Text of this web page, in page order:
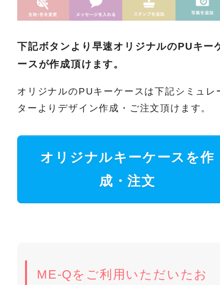
下記ボタンより早速オリジナルのPUキー
ースが作成頂けます。
オリジナルのPUキーケースは下記シミュレ
ターよりデザイン作成・ご注文頂けます。
オリジナルキーケースを作
成・注文
ME-Qをご利用いただいたお